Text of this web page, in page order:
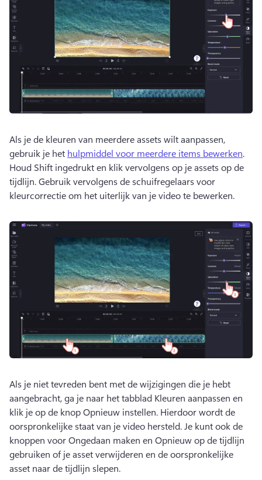
Als je de kleuren van meerdere assets wilt aanpassen,
gebruik je het hulpmiddel voor meerdere items bewerken
Houd Shift ingedrukt en klik vervolgens op je assets op de
tijdlijn. Gebruik vervolgens de schuifregelaars voor
kleurcorrectie om het uiterlijk van je video te bewerken.
Als je niet tevreden bent met de wijzigingen die je hebt
aangebracht, ga je naar het tabblad Kleuren aanpassen en
klik je op de knop Opnieuw instellen. Hierdoor wordt de
oorspronkelijke staat van je video hersteld. Je kunt ook de
knoppen voor Ongedaan maken en Opnieuw op de tijdlijn
gebruiken of je asset verwijderen en de oorspronkelijke
asset naar de tijdlijn slepen.